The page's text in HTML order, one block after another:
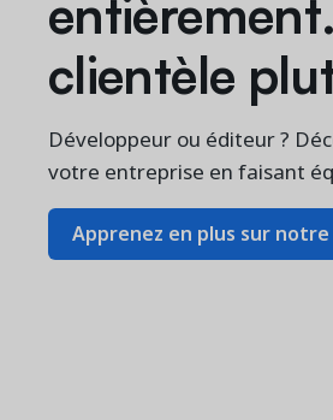
clientèle
Développeur ou éditeur ?
votre entreprise en faisant
Apprenez en plus sur